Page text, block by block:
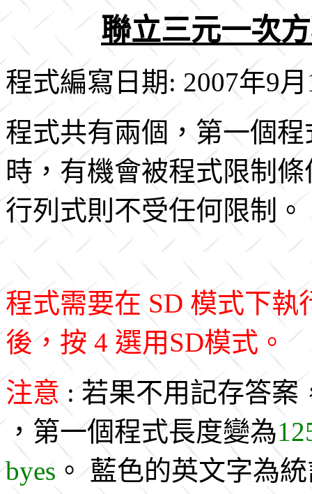
聯立三元一次
程式編寫日期: 2007年9
程式共有兩個，第一個
時，有機會被程式限制
行列式則不受任何限制。
程式需要在 SD 模式下
後，按 4 選用SD模式。
注意 : 若果不用記存答案
，第一個程式長度變為
byes 。 藍色的英文字為